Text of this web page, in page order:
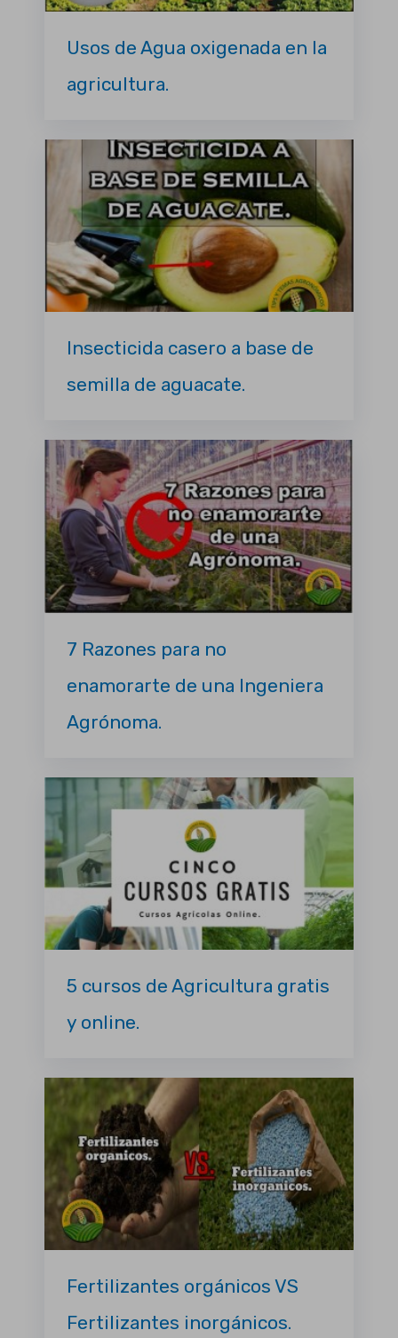
Usos de Agua oxigenada en la
agricultura.
Insecticida casero a base de
semilla de aguacate.
7 Razones para no
enamorarte de una Ingeniera
Agrónoma.
5 cursos de Agricultura gratis
y online.
Fertilizantes orgánicos VS
Fertilizantes inorgánicos.